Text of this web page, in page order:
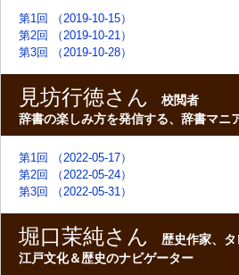
第1回 （2019-10-15）
第2回 （2019-10-21）
第3回 （2019-10-28）
見坊行徳さん
校閲者
辞書の楽しみ方を発信する、辞書マニ
第1回 （2022-05-17）
第2回 （2022-05-24）
第3回 （2022-05-31）
堀口茉純さん
歴史作家、タ
江戸文化＆歴史のナビゲーター